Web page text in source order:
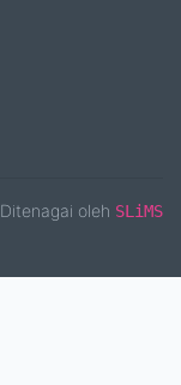
Ditenagai oleh SLiMS